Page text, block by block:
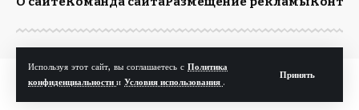
Используя этот сайт, вы соглашаетесь с Политика
конфиденциальности и Условия использования .
Принять
© Kp.md. Все права защищены.